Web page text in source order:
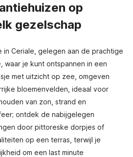
op
gezelschap
in Ceriale, gelegen aan de prachtige
waar je kunt ontspannen in een
met uitzicht op zee, omgeven
bloemenvelden, ideaal voor
van zon, strand en
ontdek de nabijgelegen
door pittoreske dorpjes of
op een terras, terwijl je
om een last minute